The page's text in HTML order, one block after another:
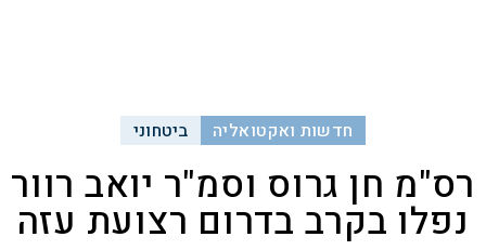
חדשות ואקטואליה ביטחוני
רס"מ חן גרוס וסמ"ר יואב רוור
נפלו בקרב בדרום רצועת עזה